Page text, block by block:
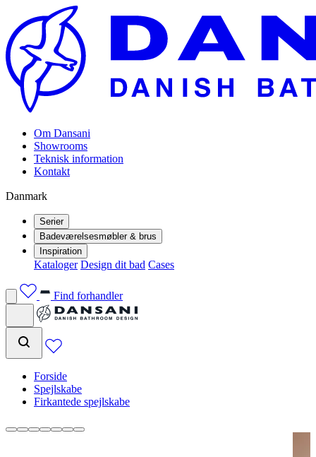
Om Dansani
Showrooms
Teknisk information
Kontakt
Danmark
Serier
Badeværelsesmøbler & brus
Inspiration
Kataloger Design dit bad Cases
Find forhandler
Forside
Spejlskabe
Firkantede spejlskabe